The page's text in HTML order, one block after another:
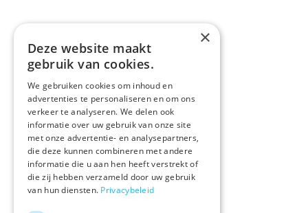
ASSORTIMENT
Promotiekleding
Onze merken
Alle producten
IN EEN NOTENDOP
×
Deze website maakt
gebruik van cookies.
We gebruiken cookies om inhoud en
advertenties te personaliseren en om ons
verkeer te analyseren. We delen ook
informatie over uw gebruik van onze site
met onze advertentie- en analysepartners,
die deze kunnen combineren met andere
informatie die u aan hen heeft verstrekt of
die zij hebben verzameld door uw gebruik
van hun diensten. Privacybeleid